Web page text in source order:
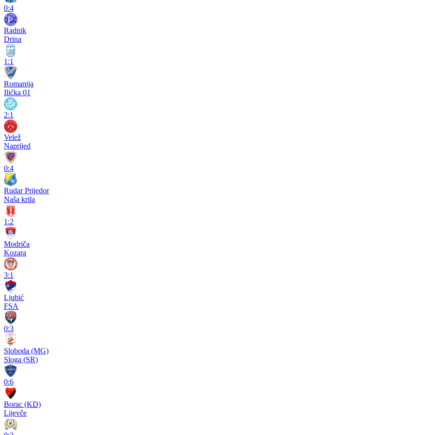
0:4
Radnik
Drina
1:1
Romanija
Ilićka 01
2:1
Velež
Naprijed
0:4
Rudar Prijedor
Naša krila
1:2
Modriča
Kozara
3:1
Ljubić
FSA
0:3
Sloboda (MG)
Sloga (SR)
0:6
Borac (KD)
Lijevče